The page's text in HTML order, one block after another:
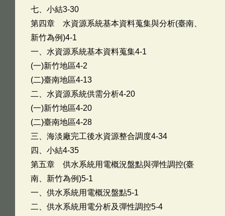
七、小結3-30
第四章 水資源系統基本資料蒐集與分析(臺南、
新竹為例)4-1
一、水資源系統基本資料蒐集4-1
(一)新竹地區4-2
(二)臺南地區4-13
二、水資源系統供需分析4-20
(一)新竹地區4-20
(二)臺南地區4-28
三、海淡廠完工後水資源整合調度4-34
四、小結4-35
第五章 供水系統用電概況盤點與彈性調控(臺
南、新竹為例)5-1
一、供水系統用電概況盤點5-1
二、供水系統用電分析及彈性調控5-4